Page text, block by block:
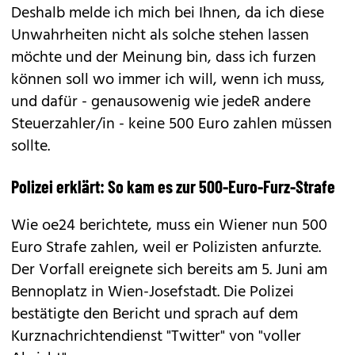
Deshalb melde ich mich bei Ihnen, da ich diese
Unwahrheiten nicht als solche stehen lassen
möchte und der Meinung bin, dass ich furzen
können soll wo immer ich will, wenn ich muss,
und dafür - genausowenig wie jedeR andere
Steuerzahler/in - keine 500 Euro zahlen müssen
sollte.
Polizei erklärt: So kam es zur 500-Euro-Furz-Strafe
Wie oe24 berichtete, muss ein Wiener nun 500
Euro Strafe zahlen, weil er Polizisten anfurzte.
Der Vorfall ereignete sich bereits am 5. Juni am
Bennoplatz in Wien-Josefstadt. Die Polizei
bestätigte den Bericht und sprach auf dem
Kurznachrichtendienst "Twitter" von "voller